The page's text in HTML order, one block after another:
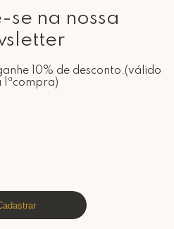
na nossa
10% de desconto.(válido